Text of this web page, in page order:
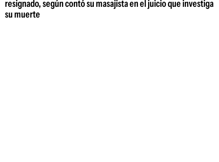
resignado, según contó su masajista en el juicio que investiga
su muerte